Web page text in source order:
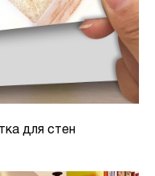
для стен